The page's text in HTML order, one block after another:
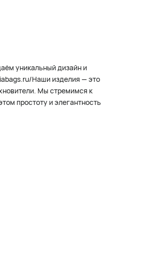
уникальный дизайн и
Наши изделия — это
Мы стремимся к
простоту и элегантность